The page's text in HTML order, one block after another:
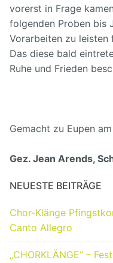
vorerst in Frage
folgenden Proben bis
Vorarbeiten zu leisten
Das diese bald
Ruhe und Frieden
Gemacht zu Eupen am
Gez. Jean Arends,
NEUESTE BEITRÄGE
Chor-Klänge
Canto Allegro
„CHORKLÄNGE“ –